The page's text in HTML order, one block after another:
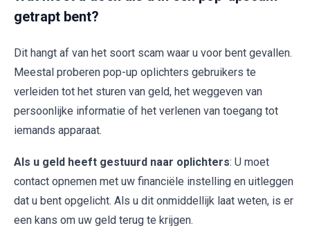
getrapt bent?
Dit hangt af van het soort scam waar u voor bent gevallen.
Meestal proberen pop-up oplichters gebruikers te
verleiden tot het sturen van geld, het weggeven van
persoonlijke informatie of het verlenen van toegang tot
iemands apparaat.
Als u geld heeft gestuurd naar oplichters: U moet
contact opnemen met uw financiële instelling en uitleggen
dat u bent opgelicht. Als u dit onmiddellijk laat weten, is er
een kans om uw geld terug te krijgen.